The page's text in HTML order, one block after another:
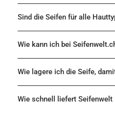
Sind die Seifen für alle
Wie kann ich bei
Wie lagere ich die Seife,
Wie schnell liefert Seifenwelt